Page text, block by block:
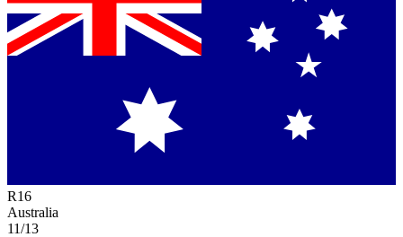
R16
Australia
11/13